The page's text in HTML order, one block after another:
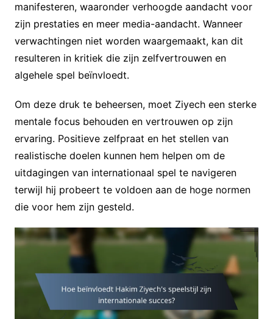
manifesteren, waaronder verhoogde aandacht voor
zijn prestaties en meer media-aandacht. Wanneer
verwachtingen niet worden waargemaakt, kan dit
resulteren in kritiek die zijn zelfvertrouwen en
algehele spel beïnvloedt.
Om deze druk te beheersen, moet Ziyech een sterke
mentale focus behouden en vertrouwen op zijn
ervaring. Positieve zelfpraat en het stellen van
realistische doelen kunnen hem helpen om de
uitdagingen van internationaal spel te navigeren
terwijl hij probeert te voldoen aan de hoge normen
die voor hem zijn gesteld.